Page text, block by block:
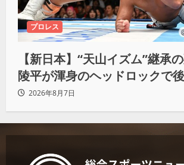
プロレス
【新日本】“天山イズム”継承
陵平が渾身のヘッドロックで
らタップ奪取 執念の「リベン
2026年8月7日